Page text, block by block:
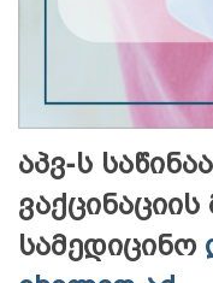
აპვ-ს
სამედიცინო